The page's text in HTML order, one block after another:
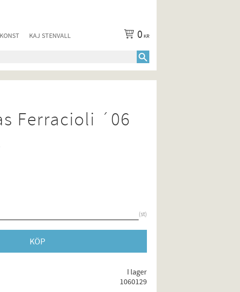
KAJ STENVALL 0 KR
Ferracioli ´06
st
KÖP
I lager
1060129